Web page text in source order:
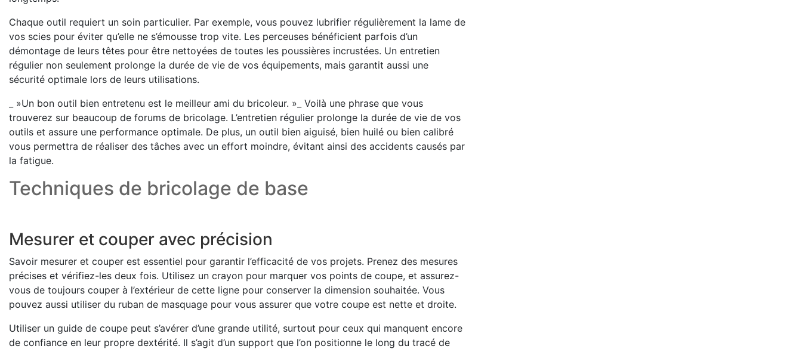
Chaque outil requiert un soin particulier. Par exemple, vous pouvez lubrifier régulièrement la lame de
vos scies pour éviter qu’elle ne s’émousse trop vite. Les perceuses bénéficient parfois d’un
démontage de leurs têtes pour être nettoyées de toutes les poussières incrustées. Un entretien
régulier non seulement prolonge la durée de vie de vos équipements, mais garantit aussi une
sécurité optimale lors de leurs utilisations.
_ »Un bon outil bien entretenu est le meilleur ami du bricoleur. »_ Voilà une phrase que vous
trouverez sur beaucoup de forums de bricolage. L’entretien régulier prolonge la durée de vie de vos
outils et assure une performance optimale. De plus, un outil bien aiguisé, bien huilé ou bien calibré
vous permettra de réaliser des tâches avec un effort moindre, évitant ainsi des accidents causés par
la fatigue.
Techniques de bricolage de base
Mesurer et couper avec précision
Savoir mesurer et couper est essentiel pour garantir l’efficacité de vos projets. Prenez des mesures
précises et vérifiez-les deux fois. Utilisez un crayon pour marquer vos points de coupe, et assurez-
vous de toujours couper à l’extérieur de cette ligne pour conserver la dimension souhaitée. Vous
pouvez aussi utiliser du ruban de masquage pour vous assurer que votre coupe est nette et droite.
Utiliser un guide de coupe peut s’avérer d’une grande utilité, surtout pour ceux qui manquent encore
de confiance en leur propre dextérité. Il s’agit d’un support que l’on positionne le long du tracé de